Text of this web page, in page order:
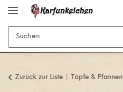
Zurück zur Liste Töpfe & Pfannen